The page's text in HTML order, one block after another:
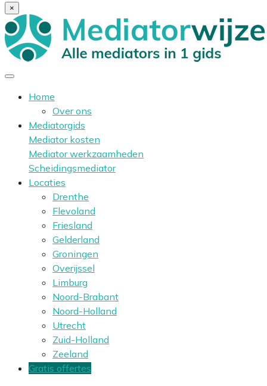
×
Home
Over ons
Mediatorgids
Mediator kosten
Mediator werkzaamheden
Scheidingsmediator
Locaties
Drenthe
Flevoland
Friesland
Gelderland
Groningen
Overijssel
Limburg
Noord-Brabant
Noord-Holland
Utrecht
Zuid-Holland
Zeeland
Gratis offertes